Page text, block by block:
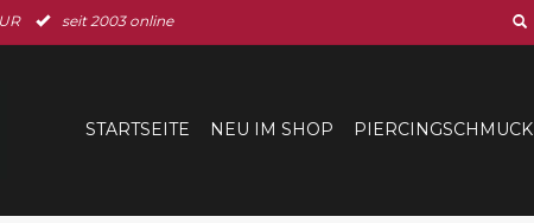
seit 2003 online
STARTSEITE NEU IM SHOP PIERCINGSCHMUCK